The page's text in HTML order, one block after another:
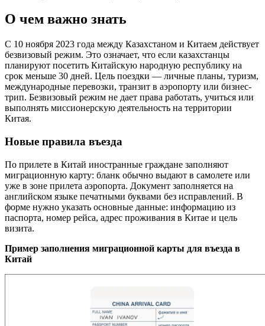
О чем важно знать
С 10 ноября 2023 года между Казахстаном и Китаем действует
безвизовый режим. Это означает, что если казахстанцы
планируют посетить Китайскую народную республику на
срок меньше 30 дней. Цель поездки — личные планы, туризм,
международные перевозки, транзит в аэропорту или бизнес-
трип. Безвизовый режим не дает права работать, учиться или
выполнять миссионерскую деятельность на территории
Китая.
Новые правила въезда
По прилете в Китай иностранные граждане заполняют
миграционную карту: бланк обычно выдают в самолете или
уже в зоне прилета аэропорта. Документ заполняется на
английском языке печатными буквами без исправлений. В
форме нужно указать основные данные: информацию из
паспорта, номер рейса, адрес проживания в Китае и цель
визита.
Пример заполнения миграционной карты для въезда в
Китай